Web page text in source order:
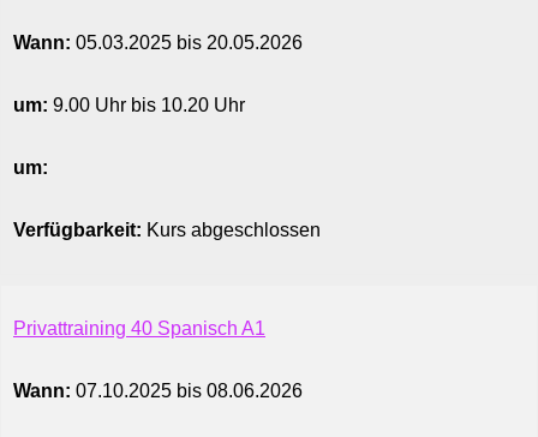
werden.
Wann: 05.03.2025 bis 20.05.2026
um: 9.00 Uhr bis 10.20 Uhr
um:
Verfügbarkeit: Kurs abgeschlossen
Privattraining 40 Spanisch A1
Wann: 07.10.2025 bis 08.06.2026